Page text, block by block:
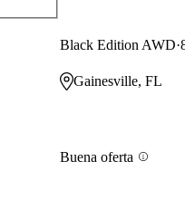
Black Edition AWD
Gainesville, FL
Buena oferta